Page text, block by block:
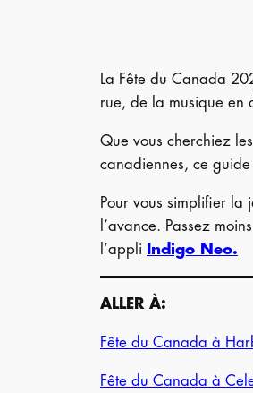
La Fête du Canada
rue, de la musique en
Que vous cherchiez
canadiennes, ce
Pour vous simplifier la
l’avance. Passez
l’appli
Indigo Neo.
ALLER À:
Fête du Canada à
Fête du Canada à